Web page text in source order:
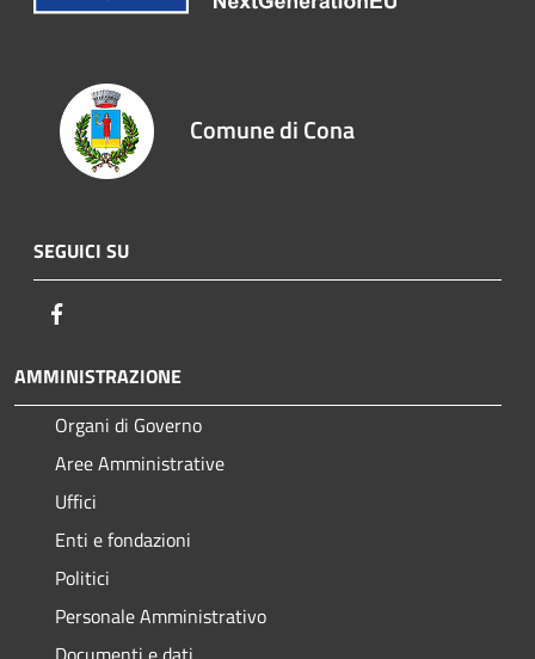
Comune di Cona
SEGUICI SU
AMMINISTRAZIONE
Organi di Governo
Aree Amministrative
Uffici
Enti e fondazioni
Politici
Personale Amministrativo